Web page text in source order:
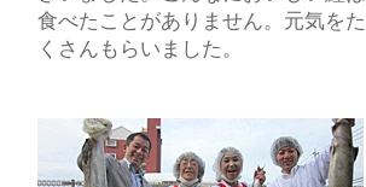
食べたことがありません。元気をた
くさんもらいました。